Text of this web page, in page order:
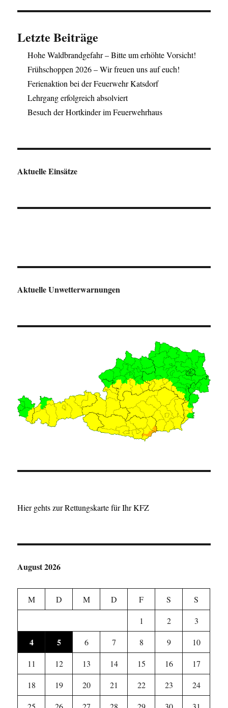
Letzte Beiträge
Hohe Waldbrandgefahr – Bitte um erhöhte Vorsicht!
Frühschoppen 2026 – Wir freuen uns auf euch!
Ferienaktion bei der Feuerwehr Katsdorf
Lehrgang erfolgreich absolviert
Besuch der Hortkinder im Feuerwehrhaus
Aktuelle Einsätze
Aktuelle Unwetterwarnungen
Hier gehts zur Rettungskarte für Ihr KFZ
August 2026
M D M D F S
S
1
2 3
4 5 6 7 8 9
10
11
12 13 14 15 16
17
18
19 20 21 22 23
24